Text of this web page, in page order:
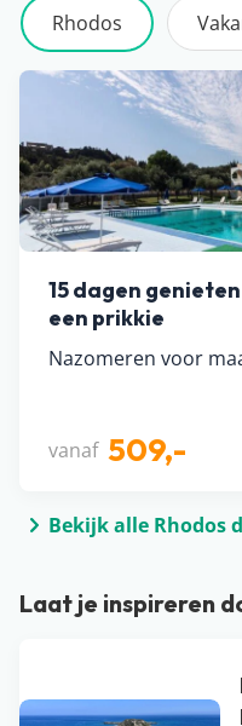
Rhodos
15 dagen
een prikkie
Nazomeren voor
vanaf 509,-
Bekijk alle Rhodos
Laat je inspireren